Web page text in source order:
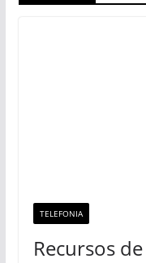
TELEFONIA
Recursos